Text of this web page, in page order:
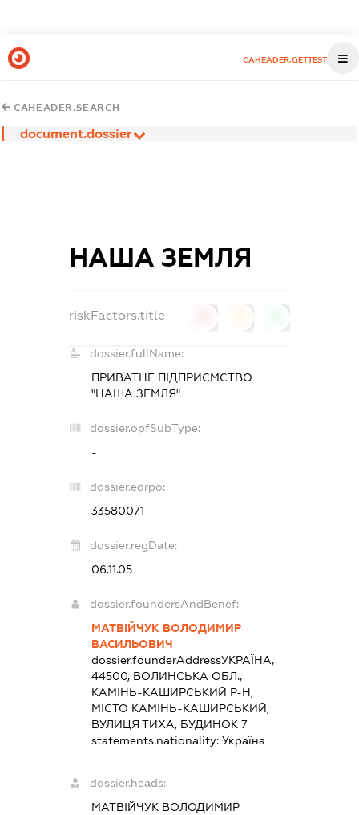
CAHEADER.GETTEST
CAHEADER.SEARCH
document.dossier
НАША ЗЕМЛЯ
riskFactors.title
dossier.fullName:
ПРИВАТНЕ ПІДПРИЄМСТВО
"НАША ЗЕМЛЯ"
dossier.opfSubType:
-
dossier.edrpo:
33580071
dossier.regDate:
06.11.05
dossier.foundersAndBenef:
МАТВІЙЧУК ВОЛОДИМИР
ВАСИЛЬОВИЧ
dossier.founderAddressУКРАЇНА,
44500, ВОЛИНСЬКА ОБЛ.,
КАМІНЬ-КАШИРСЬКИЙ Р-Н,
МІСТО КАМІНЬ-КАШИРСЬКИЙ,
ВУЛИЦЯ ТИХА, БУДИНОК 7
statements.nationality: Україна
dossier.heads:
МАТВІЙЧУК ВОЛОДИМИР